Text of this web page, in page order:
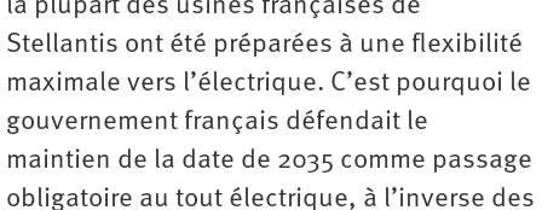
la plupart des usines françaises de
Stellantis ont été préparées à une flexibilité
maximale vers l’électrique. C’est pourquoi le
gouvernement français défendait le
maintien de la date de 2035 comme passage
obligatoire au tout électrique, à l’inverse des